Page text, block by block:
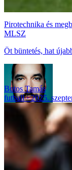
Pirotechnika és
MLSZ
Öt büntetés, hat
Botos Tamás
futball
2025.